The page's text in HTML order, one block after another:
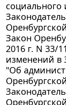
социального
Закон
2016 г. N 33/
изменений в
"Об